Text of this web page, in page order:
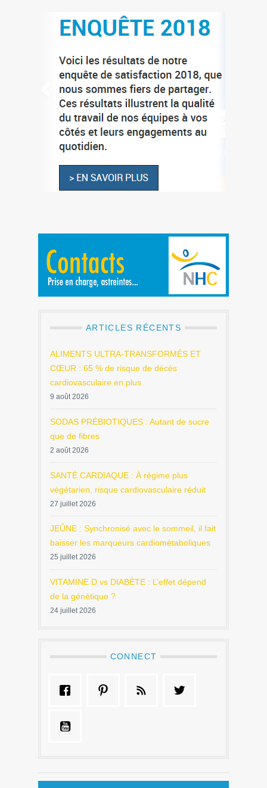
ARTICLES RÉCENTS
ALIMENTS ULTRA-TRANSFORMÉS ET
CŒUR : 65 % de risque de décès
cardiovasculaire en plus
9 août 2026
SODAS PRÉBIOTIQUES : Autant de sucre
que de fibres
2 août 2026
SANTÉ CARDIAQUE : À régime plus
végétarien, risque cardiovasculaire réduit
27 juillet 2026
JEÛNE : Synchronisé avec le sommeil, il fait
baisser les marqueurs cardiométaboliques
25 juillet 2026
VITAMINE D vs DIABÈTE : L’effet dépend
de la génétique ?
24 juillet 2026
CONNECT